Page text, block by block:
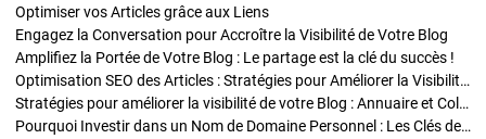
Optimiser vos Articles grâce aux Liens
Engagez la Conversation pour Accroître la Visibilité de Votre Blog
Amplifiez la Portée de Votre Blog : Le partage est la clé du succès !
Optimisation SEO des Articles : Stratégies pour Améliorer la Visibilité de Votre Blog
Stratégies pour améliorer la visibilité de votre Blog : Annuaire et Collaborations
Pourquoi Investir dans un Nom de Domaine Personnel : Les Clés de la Réussite de Votre Blog